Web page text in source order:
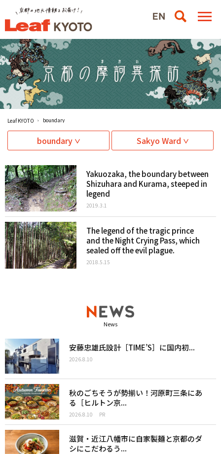
Leaf KYOTO boundary
boundary Sakyo Ward
Yakuozaka, the boundary between
Shizuhara and Kurama, steeped in
legend
2019.3.1
The legend of the tragic prince
and the Night Crying Pass, which
sealed off the evil plague.
2018.5.15
News
安藤忠雄氏設計［TIME’S］に国内初...
2026.8.10
秋のごちそうが勢揃い！河原町三条にあ
る［ヒルトン京...
2026.8.10 PR
滋賀・近江八幡市に自家製麺と京都のダ
シにこだわるう...